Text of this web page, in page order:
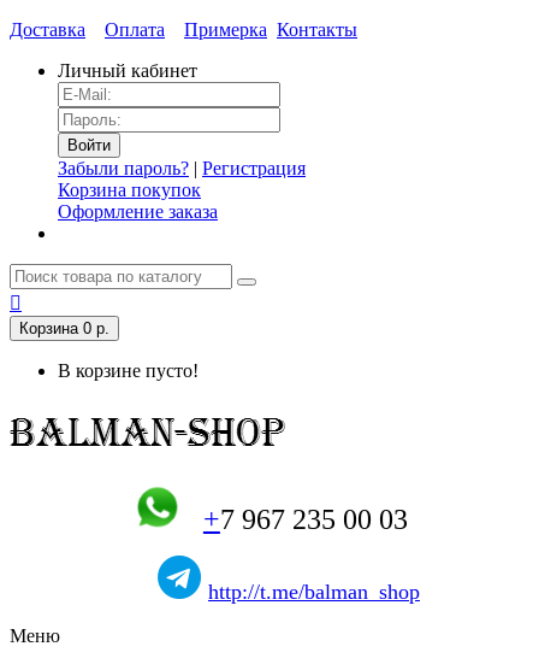
Доставка Оплата Примерка Контакты
Личный кабинет
Забыли пароль? | Регистрация
Корзина покупок
Оформление заказа
Корзина 0 р.
В корзине пусто!
+7 967 235 00 03
http://t.me/balman_shop
Меню